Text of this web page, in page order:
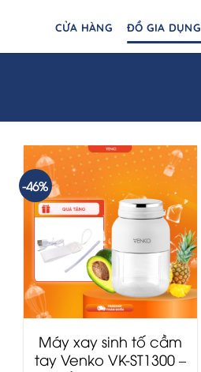
CỬA HÀNG ĐỒ GIA DỤNG
-46%
Máy xay sinh tố cầm
tay Venko VK-ST1300 –